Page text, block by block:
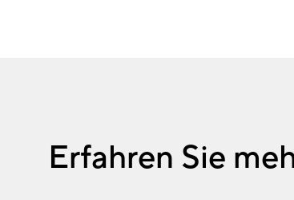
Erfahren Sie